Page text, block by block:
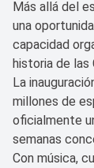
Más allá del
una
capacidad
historia de las
La
millones de
oficialmente
semanas
Con música,